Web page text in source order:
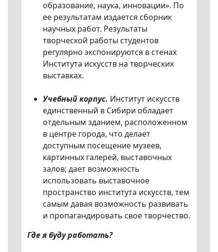
образование, наука, инновации». По
ее результатам издается сборник
научных работ. Результаты
творческой работы студентов
регулярно экспонируются в стенах
Института искусств на творческих
выставках.
Учебный корпус. Институт искусств
единственный в Сибири обладает
отдельным зданием, расположенном
в центре города, что делает
доступным посещение музеев,
картинных галерей, выставочных
залов; дает возможность
использовать выставочное
пространство института искусств, тем
самым давая возможность развивать
и пропагандировать свое творчество.
Где я буду работать?